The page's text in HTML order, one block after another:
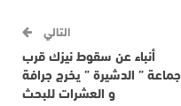
التالي
أنباء عن سقوط نيزك قرب
جماعة ” الدشيرة ” يخرج جرافة
و العشرات للبحث